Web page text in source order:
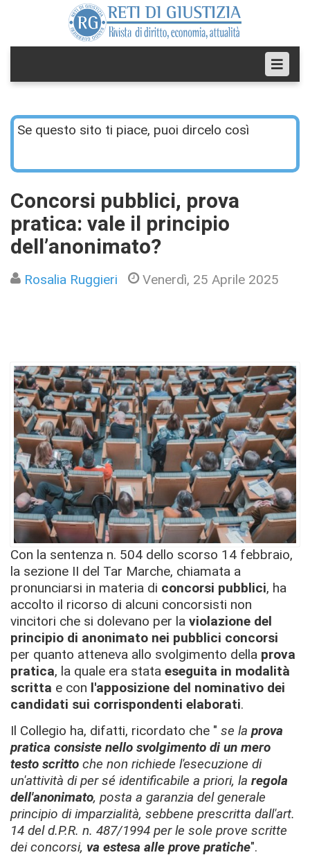
Se questo sito ti piace, puoi dircelo così
Concorsi pubblici, prova
pratica: vale il principio
dell’anonimato?
Rosalia Ruggieri Venerdì, 25 Aprile 2025
Con la sentenza n. 504 dello scorso 14 febbraio,
la sezione II del Tar Marche, chiamata a
pronunciarsi in materia di concorsi pubblici, ha
accolto il ricorso di alcuni concorsisti non
vincitori che si dolevano per la violazione del
principio di anonimato nei pubblici concorsi
per quanto atteneva allo svolgimento della prova
pratica, la quale era stata eseguita in modalità
scritta e con l'apposizione del nominativo dei
candidati sui corrispondenti elaborati.
Il Collegio ha, difatti, ricordato che " se la prova
pratica consiste nello svolgimento di un mero
testo scritto che non richiede l'esecuzione di
un'attività di per sé identificabile a priori, la regola
dell'anonimato, posta a garanzia del generale
principio di imparzialità, sebbene prescritta dall'art.
14 del d.P.R. n. 487/1994 per le sole prove scritte
dei concorsi, va estesa alle prove pratiche".